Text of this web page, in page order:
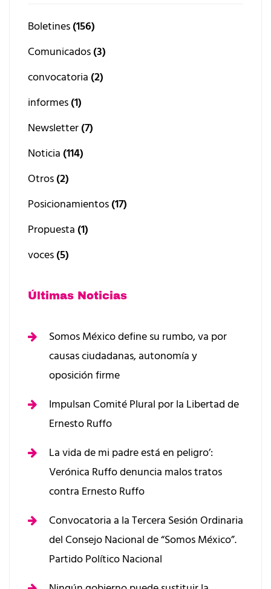
Boletines(156)
Comunicados(3)
convocatoria (2)
informes(1)
Newsletter(7)
Noticia (114)
Otros(2)
Posicionamientos(17)
Propuesta (1)
voces(5)
Últimas Noticias
Somos México define su rumbo, va por
causas ciudadanas, autonomía y
oposición firme
Impulsan Comité Plural por la Libertad de
Ernesto Ruffo
La vida de mi padre está en peligro’:
Verónica Ruffo denuncia malos tratos
contra Ernesto Ruffo
Convocatoria a la Tercera Sesión Ordinaria
del Consejo Nacional de “Somos México”.
Partido Político Nacional